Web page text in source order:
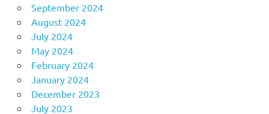
September 2024
August 2024
July 2024
May 2024
February 2024
January 2024
December 2023
July 2023